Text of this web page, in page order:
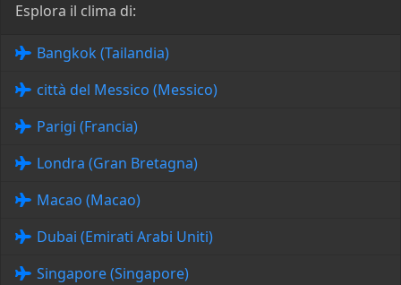
Esplora il clima di:
Bangkok (Tailandia)
città del Messico (Messico)
Parigi (Francia)
Londra (Gran Bretagna)
Macao (Macao)
Dubai (Emirati Arabi Uniti)
Singapore (Singapore)